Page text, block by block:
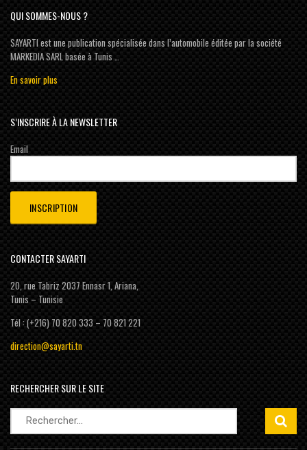
QUI SOMMES-NOUS ?
SAYARTI est une publication spécialisée dans l’automobile éditée par la société
MARKEDIA SARL basée à Tunis …
En savoir plus
S’INSCRIRE À LA NEWSLETTER
Email
CONTACTER SAYARTI
20, rue Tabriz 2037 Ennasr 1, Ariana,
Tunis – Tunisie
Tél : (+216) 70 820 333 – 70 821 221
direction@sayarti.tn
RECHERCHER SUR LE SITE
Rechercher :